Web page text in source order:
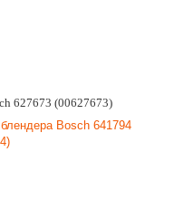
627673 (00627673)